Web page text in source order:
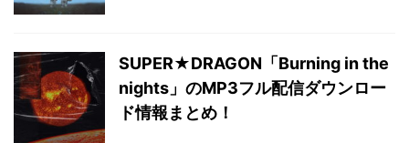
SUPER★DRAGON「Burning in the
nights」のMP3フル配信ダウンロー
ド情報まとめ！